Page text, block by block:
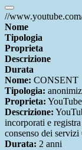
//
Nome
Tipologia
Proprieta
Descrizione
Durata
Nome: CONSENT
Tipologia:
Proprieta: YouTube
Descrizione:
incorporati e
consenso dei
Durata: 2 anni